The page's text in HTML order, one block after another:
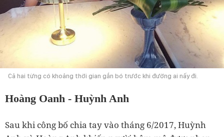
Cả hai từng có khoảng thời gian gắn bó trước khi đường ai nấy đi.
Hoàng Oanh - Huỳnh Anh
Sau khi công bố chia tay vào tháng 6/2017, Huỳnh